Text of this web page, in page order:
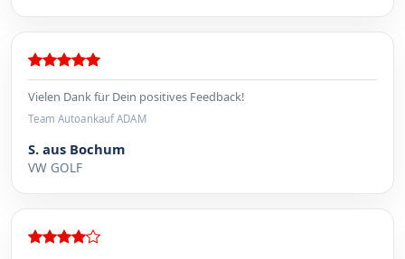
Vielen Dank für Dein positives Feedback!
Team Autoankauf ADAM
S. aus Bochum
VW GOLF